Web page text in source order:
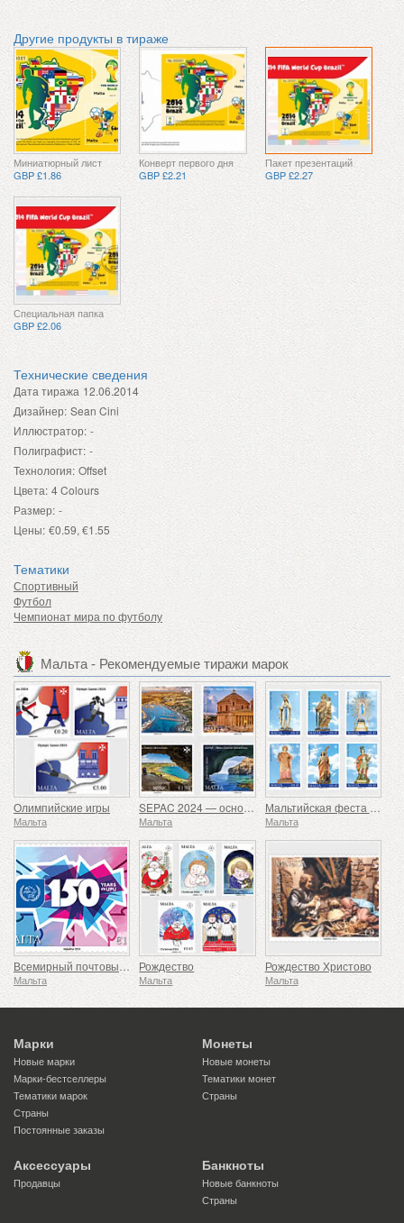
Другие продукты в тираже
Миниатюрный лист
GBP £1.86
Конверт первого дня
GBP £2.21
Пакет презентаций
GBP £2.27
Специальная папка
GBP £2.06
Технические сведения
Дата тиража 12.06.2014
Дизайнер: Sean Cini
Иллюстратор: -
Полиграфист: -
Технология: Offset
Цвета: 4 Colours
Размер: -
Цены: €0.59, €1.55
Тематики
Спортивный
Футбол
Чемпионат мира по футболу
Мальта - Рекомендуемые тиражи марок
Олимпийские игры
Мальта
SEPAC 2024 — основные туристические достопримечательности
Мальта
Мальтийская феста - серия VIII
Мальта
Всемирный почтовый союз - 150-летие
Мальта
Рождество
Мальта
Рождество Христово
Мальта
Марки
Новые марки
Марки-бестселлеры
Тематики марок
Страны
Постоянные заказы
Монеты
Новые монеты
Тематики монет
Страны
Аксессуары
Продавцы
Банкноты
Новые банкноты
Страны